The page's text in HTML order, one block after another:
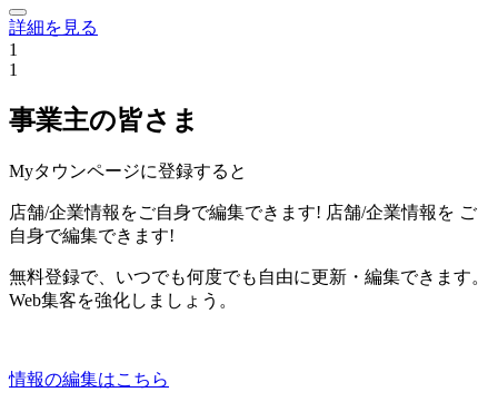
詳細を見る
1
1
事業主の皆さま
Myタウンページに登録すると
店舗/企業情報をご自身で編集できます! 店舗/企業情報を ご
自身で編集できます!
無料登録で、いつでも何度でも自由に更新・編集できます。
Web集客を強化しましょう。
情報の編集はこちら